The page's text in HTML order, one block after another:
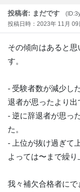
投稿者: まだです
投稿日時：2023年 11月 09
その傾向はあると
す。
- 受験者数が減少し
退者が思ったより出
- 逆に辞退者が思っ
た。
- 上位が抜け過ぎて
よっては〜まで繰り
我々補欠合格者に